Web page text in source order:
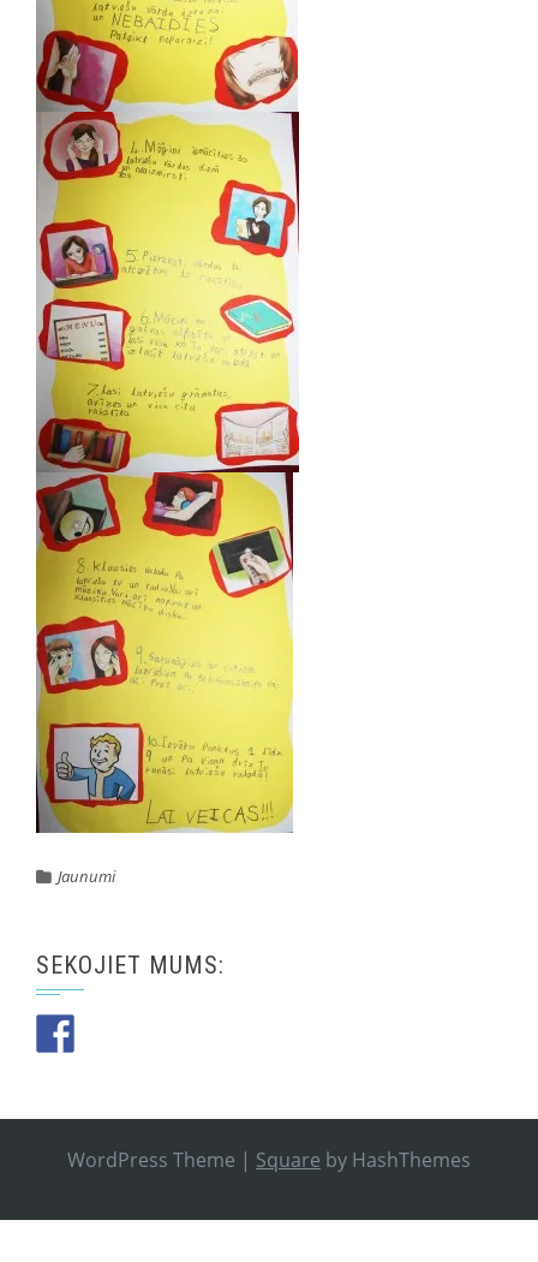
Jaunumi
SEKOJIET MUMS:
WordPress Theme | Square by HashThemes